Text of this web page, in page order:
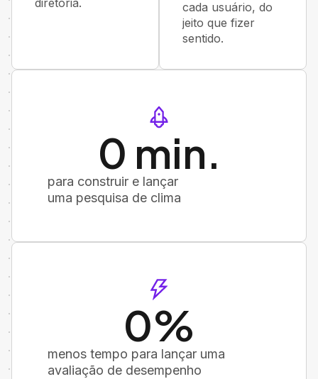
diretoria.
cada usuário, do
jeito que fizer
sentido.
0 min.
para construir e lançar
uma pesquisa de clima
0%
menos tempo para lançar uma
avaliação de desempenho